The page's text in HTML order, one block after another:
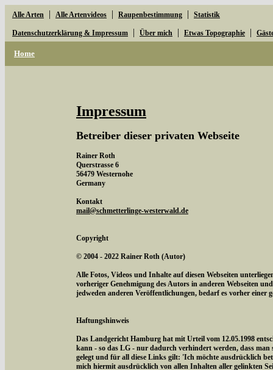
Alle Arten | Alle Artenvideos | Raupenbestimmung | Statistik
Datenschutzerklärung & Impressum | Über mich | Etwas Topographie |
Home
Impressum
Betreiber dieser privaten Webseite
Rainer Roth
Querstrasse 6
56479 Westernohe
Germany
Kontakt
mail@schmetterlinge-westerwald.de
Copyright
© 2004 - 2022 Rainer Roth (Autor)
Alle Fotos, Videos und Inhalte auf diesen Webseiten
vorheriger Genehmigung des Autors in anderen Webseiten
jedweden anderen Veröffentlichungen, bedarf es vorher einer
Haftungshinweis
Das Landgericht Hamburg hat mit Urteil vom 12.05.1998
kann - so das LG - nur dadurch verhindert werden, dass
gelegt und für all diese Links gilt: 'Ich möchte ausdrücklich
mich hiermit ausdrücklich von allen Inhalten aller gelinkten